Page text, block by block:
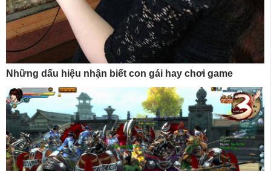
Những dấu hiệu nhận biết con gái hay chơi game